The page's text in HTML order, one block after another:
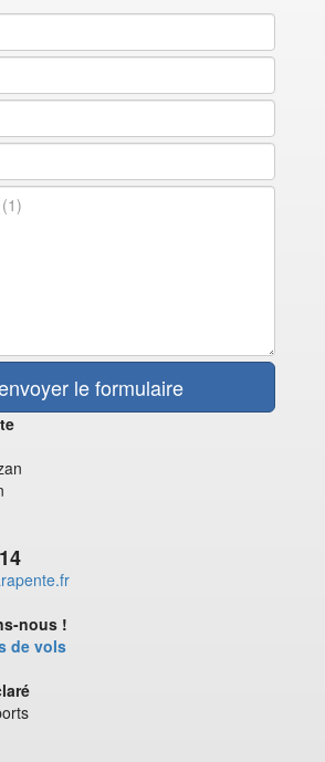
le formulaire
nous !
de vols